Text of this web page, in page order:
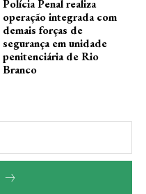
Polícia Penal realiza
operação integrada com
demais forças de
segurança em unidade
penitenciária de Rio
Branco